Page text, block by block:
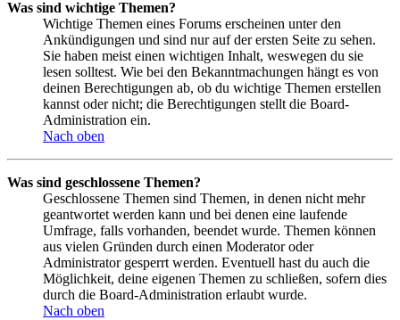
Was sind wichtige Themen?
Wichtige Themen eines Forums erscheinen unter den
Ankündigungen und sind nur auf der ersten Seite zu sehen.
Sie haben meist einen wichtigen Inhalt, weswegen du sie
lesen solltest. Wie bei den Bekanntmachungen hängt es von
deinen Berechtigungen ab, ob du wichtige Themen erstellen
kannst oder nicht; die Berechtigungen stellt die Board-
Administration ein.
Nach oben
Was sind geschlossene Themen?
Geschlossene Themen sind Themen, in denen nicht mehr
geantwortet werden kann und bei denen eine laufende
Umfrage, falls vorhanden, beendet wurde. Themen können
aus vielen Gründen durch einen Moderator oder
Administrator gesperrt werden. Eventuell hast du auch die
Möglichkeit, deine eigenen Themen zu schließen, sofern dies
durch die Board-Administration erlaubt wurde.
Nach oben